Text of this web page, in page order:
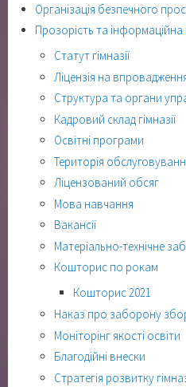
Організація безпечного
Прозорість та інформаційна
Статут гімназії
Ліцензія на впровадження
Структура та органи
Кадровий склад гімназії
Освітні програми
Територія
Ліцензований обсяг
Мова навчання
Вакансії
Матеріально-технічне
Кошторис по рокам
Кошторис 2021
Наказ про заборону
Моніторінг якості освіти
Благодійні внески
Стратегія розвитку